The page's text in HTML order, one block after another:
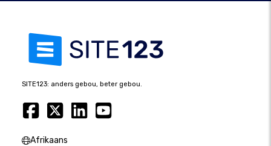
SITE123: anders gebou, beter gebou.
Afrikaans